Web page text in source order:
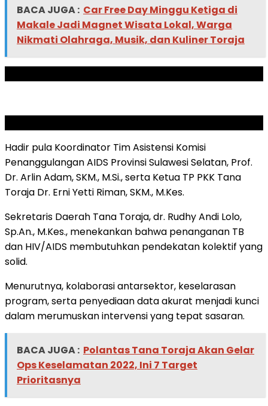
BACA JUGA : Car Free Day Minggu Ketiga di
Makale Jadi Magnet Wisata Lokal, Warga
Nikmati Olahraga, Musik, dan Kuliner Toraja
Hadir pula Koordinator Tim Asistensi Komisi
Penanggulangan AIDS Provinsi Sulawesi Selatan, Prof.
Dr. Arlin Adam, SKM., M.Si., serta Ketua TP PKK Tana
Toraja Dr. Erni Yetti Riman, SKM., M.Kes.
Sekretaris Daerah Tana Toraja, dr. Rudhy Andi Lolo,
Sp.An., M.Kes., menekankan bahwa penanganan TB
dan HIV/AIDS membutuhkan pendekatan kolektif yang
solid.
Menurutnya, kolaborasi antarsektor, keselarasan
program, serta penyediaan data akurat menjadi kunci
dalam merumuskan intervensi yang tepat sasaran.
BACA JUGA : Polantas Tana Toraja Akan Gelar
Ops Keselamatan 2022, Ini 7 Target
Prioritasnya